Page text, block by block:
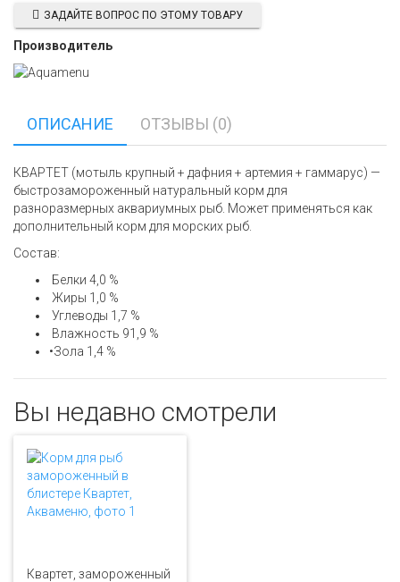
ЗАДАЙТЕ ВОПРОС ПО ЭТОМУ ТОВАРУ
Производитель
ОПИСАНИЕ ОТЗЫВЫ (0)
КВАРТЕТ (мотыль крупный + дафния + артемия + гаммарус) —
быстрозамороженный натуральный корм для
разноразмерных аквариумных рыб. Может применяться как
дополнительный корм для морских рыб.
Состав:
Белки 4,0 %
Жиры 1,0 %
Углеводы 1,7 %
Влажность 91,9 %
•Зола 1,4 %
Вы недавно смотрели
Квартет, замороженный